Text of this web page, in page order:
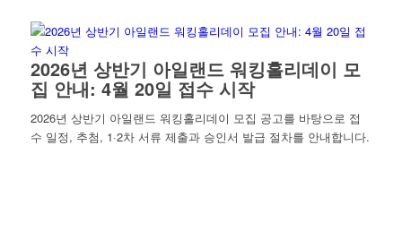
2026년 상반기 아일랜드 워킹홀리데이 모
집 안내: 4월 20일 접수 시작
2026년 상반기 아일랜드 워킹홀리데이 모집 공고를 바탕으로 접
수 일정, 추첨, 1·2차 서류 제출과 승인서 발급 절차를 안내합니다.